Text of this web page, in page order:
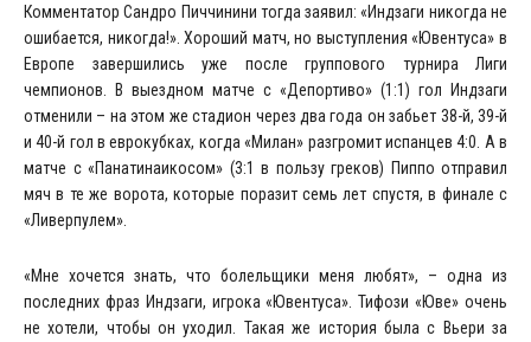
Комментатор Сандро Пиччинини тогда заявил: «Индзаги никогда не
ошибается, никогда!». Хороший матч, но выступления «Ювентуса» в
Европе завершились уже после группового турнира Лиги
чемпионов. В выездном матче с «Депортиво» (1:1) гол Индзаги
отменили – на этом же стадион через два года он забьет 38-й, 39-й
и 40-й гол в еврокубках, когда «Милан» разгромит испанцев 4:0. А в
матче с «Панатинаикосом» (3:1 в пользу греков) Пиппо отправил
мяч в те же ворота, которые поразит семь лет спустя, в финале с
«Ливерпулем».
«Мне хочется знать, что болельщики меня любят», – одна из
последних фраз Индзаги, игрока «Ювентуса». Тифози «Юве» очень
не хотели, чтобы он уходил. Такая же история была с Вьери за